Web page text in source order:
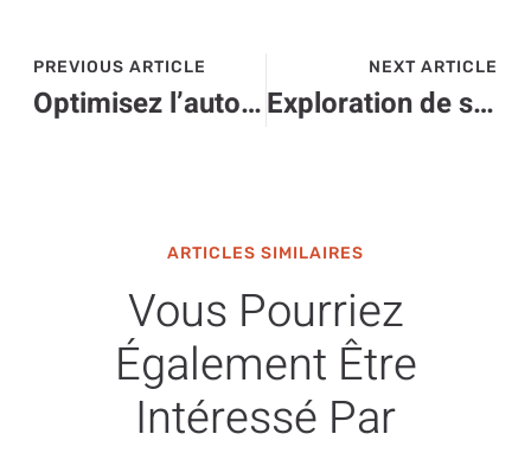
PREVIOUS ARTICLE
Optimisez l’autonomie du Galaxy S23 : astuces indispensables et solutions pratiques
NEXT ARTICLE
Exploration de sites web intuitifs : maximisez l’engagement utilisateur
ARTICLES SIMILAIRES
Vous Pourriez
Également Être
Intéressé Par